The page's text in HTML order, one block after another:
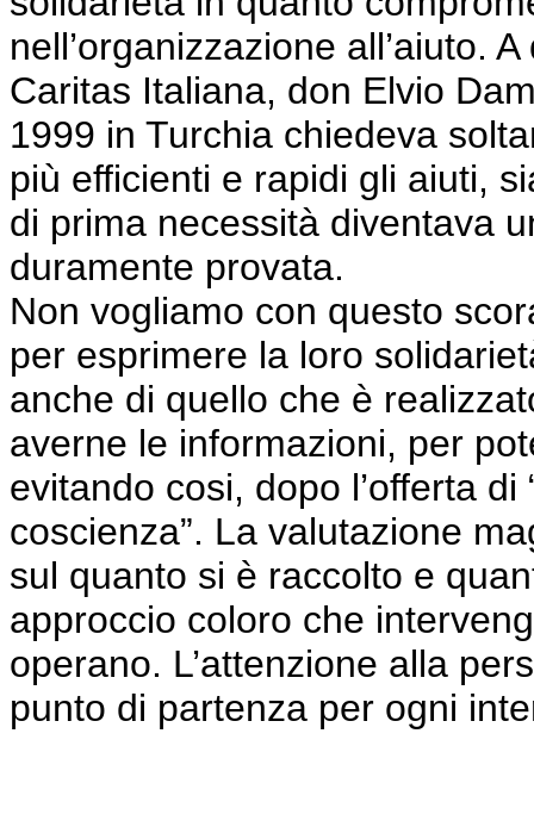
nell’organizzazione all’aiuto.
Caritas Italiana, don Elvio
1999 in Turchia chiedeva
più efficienti e rapidi gli aiuti,
di prima necessità diventava
duramente provata.
Non vogliamo con questo
per esprimere la loro
anche di quello che è
averne le informazioni, per
evitando cosi, dopo l’offerta
coscienza”. La valutazione
sul quanto si è raccolto e
approccio coloro che
operano. L’attenzione alla
punto di partenza per ogni